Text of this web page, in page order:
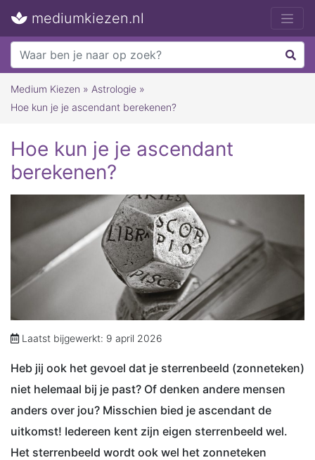
mediumkiezen.nl
Medium Kiezen » Astrologie »
Hoe kun je je ascendant berekenen?
Hoe kun je je ascendant
berekenen?
Laatst bijgewerkt: 9 april 2026
Heb jij ook het gevoel dat je sterrenbeeld (zonneteken)
niet helemaal bij je past? Of denken andere mensen
anders over jou? Misschien bied je ascendant de
uitkomst! Iedereen kent zijn eigen sterrenbeeld wel.
Het sterrenbeeld wordt ook wel het zonneteken